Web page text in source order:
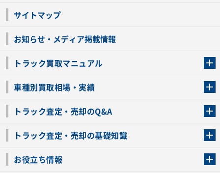
サイトマップ
お知らせ・メディア掲載情報
トラック買取マニュアル
車種別買取相場・実績
トラック査定・売却のQ&A
トラック査定・売却の基礎知識
お役立ち情報